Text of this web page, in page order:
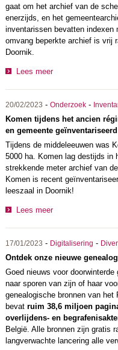
gaat om het archief van de
enerzijds, en het
inventarissen bevatten indexen
omvang beperkte archief is vrij
Doornik.
Lees meer
20/02/2023 - Onderzoek-
Komen tijdens het ancien
en gemeente geïnventariseerd
Tijdens de middeleeuwen was
5000 ha. Komen lag destijds in
strekkende meter archief van
Komen is recent
leeszaal in Doornik!
Lees meer
17/01/2023 - Digitalisering -
Ontdek onze nieuwe
Goed nieuws voor
naar sporen van zijn of haar
genealogische bronnen van
bevat ruim 38,6 miljoen
overlijdens- en
België. Alle bronnen zijn gratis
langverwachte lancering alle